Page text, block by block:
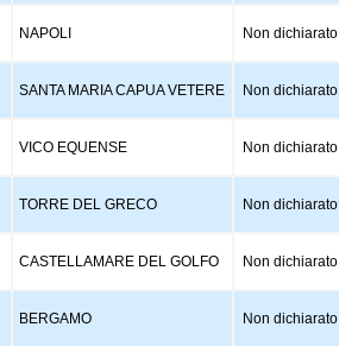
NAPOLI Non dichiarato
SANTA MARIA CAPUA VETERE Non dichiarato
VICO EQUENSE Non dichiarato
TORRE DEL GRECO Non dichiarato
CASTELLAMARE DEL GOLFO Non dichiarato
BERGAMO Non dichiarato